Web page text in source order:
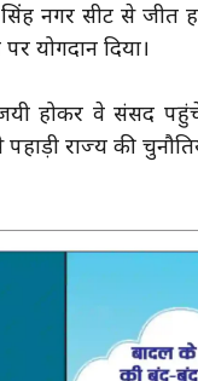
नगर सीट से जीत
योगदान दिया।
होकर वे संसद
राज्य की